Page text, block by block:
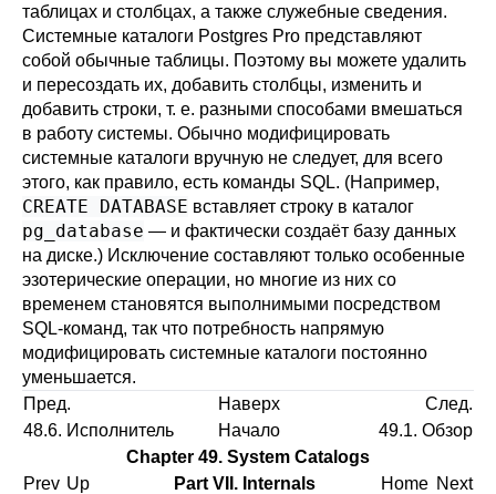
таблицах и столбцах, а также служебные сведения.
Системные каталоги Postgres Pro представляют
собой обычные таблицы. Поэтому вы можете удалить
и пересоздать их, добавить столбцы, изменить и
добавить строки, т. е. разными способами вмешаться
в работу системы. Обычно модифицировать
системные каталоги вручную не следует, для всего
этого, как правило, есть команды SQL. (Например,
CREATE DATABASE вставляет строку в каталог
pg_database — и фактически создаёт базу данных
на диске.) Исключение составляют только особенные
эзотерические операции, но многие из них со
временем становятся выполнимыми посредством
SQL-команд, так что потребность напрямую
модифицировать системные каталоги постоянно
уменьшается.
Пред.
Наверх
След.
48.6. Исполнитель
Начало
49.1. Обзор
Chapter 49. System Catalogs
Prev Up Part VII. Internals Home Next